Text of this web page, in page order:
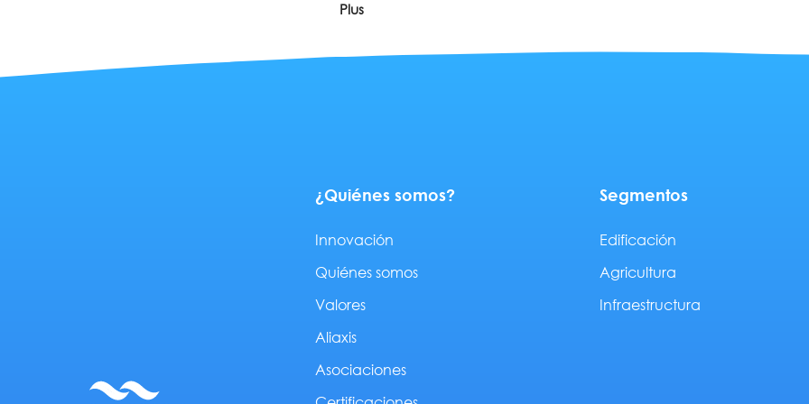
Plus
¿Quiénes somos?
Innovación
Quiénes somos
Valores
Aliaxis
Asociaciones
Segmentos
Edificación
Agricultura
Infraestructura